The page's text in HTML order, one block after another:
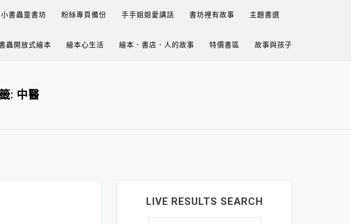
小書蟲童書坊 粉絲專頁備份 手手姐姐愛講話 書坊裡有故事 主題書選
蟲開放式繪本 繪本心生活 繪本．書店．人的故事 特價書區 故事與孩子
: 中醫
LIVE RESULTS SEARCH
搜